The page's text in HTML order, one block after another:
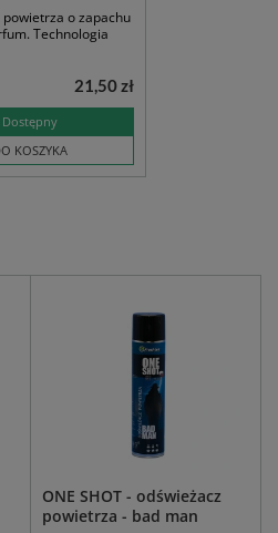
o zapachu
Technologia
Dostępny
KOSZYKA
21,50 zł
ONE SHOT - odświeżacz
powietrza - bad man